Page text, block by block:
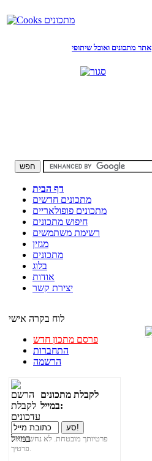
אתר מתכונים ואוכל שיתופי
דף הבית
מתכונים חדשים
מתכונים פופולאריים
חיפוש מתכונים
רשימת משתמשים
מגזין
מתכונים
בלוג
אודות
יצירת קשר
לוח בקרה אישי
פרסם מתכון חדש
התחברות
הרשמה
לקבלת מתכונים
במייל:
פרטיותך מובטחת. לא נחשוף את
פרטיך.